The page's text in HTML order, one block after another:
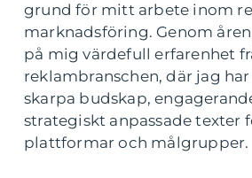
grund för mitt arbete inom
marknadsföring. Genom
på mig värdefull erfarenhet
reklambranschen, där jag
skarpa budskap,
strategiskt anpassade texter
plattformar och målgrupper.